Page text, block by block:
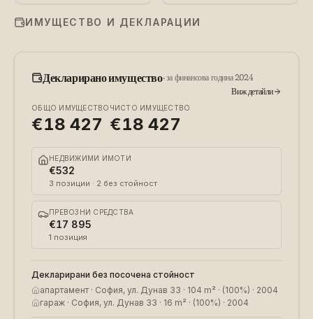
ИМУЩЕСТВО И ДЕКЛАРАЦИИ
Декларирано имущество·за финансова година 2024
Виж детайли
ОБЩО ИМУЩЕСТВО
€18 427
ЧИСТО ИМУЩЕСТВО
€18 427
НЕДВИЖИМИ ИМОТИ
€532
3 позиции · 2 без стойност
ПРЕВОЗНИ СРЕДСТВА
€17 895
1 позиция
Декларирани без посочена стойност
апартамент · София, ул. Дунав 33 · 104 m² · (100%) · 2004
гараж · София, ул. Дунав 33 · 16 m² · (100%) · 2004